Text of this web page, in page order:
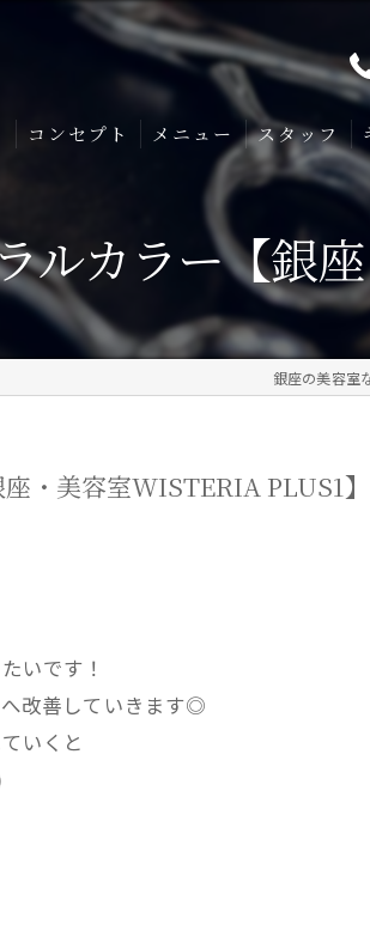
コンセプト メニュー スタッフ
ルカラー【銀
銀座の美容室
・美容室WISTERIA PLUS1】
いです！
改善していきます◎
いくと